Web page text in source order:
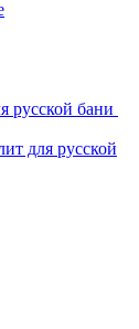
русской бани
для русской